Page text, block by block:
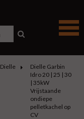
Dielle
Dielle Garbin
Idro 20 | 25 | 30
| 35kW
Vrijstaande
ondiepe
pelletkachel op
CV